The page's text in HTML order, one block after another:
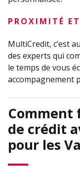
PROXIMITÉ
MultiCredit, c’est
des experts qui
le temps de vous
accompagnement
Comment
de crédit
pour les